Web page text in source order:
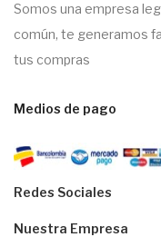
Somos una empresa
común, te generamos
tus compras
Medios de pago
Redes Sociales
Nuestra Empresa